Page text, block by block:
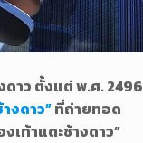
าว ตั้งแต่ พ.ศ. 2496
งดาว”ที่ถ่ายทอด
เท้าแตะช้างดาว”